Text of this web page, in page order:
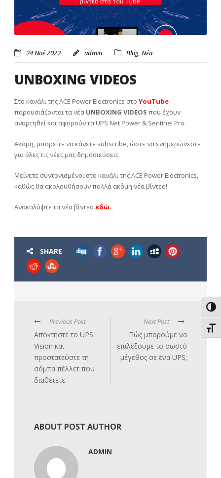
24 Νοέ 2022 admin Blog, Νέα
UNBOXING VIDEOS
Στο κανάλι της ACE Power Electronics στο YouTube
παρουσιάζονται τα νέα UNBOXING VIDEOS που έχουν
αναρτηθεί και αφορούν τα UPS Net Power & Sentinel Pro.
Ακόμη, μπορείτε να κάνετε subscribe, ώστε να ενημερώνεστε
για όλες τις νέες μας δημοσιεύσεις.
Μείνετε συντονισμένοι στο κανάλι της ACE Power Electronics,
καθώς θα ακολουθήσουν πολλά ακόμη νέα βίντεο!
Ανακαλύψτε τα νέα βίντεο εδώ.
SHARE
Previous Post
Αποκτήστε το UPS
Vision και
προστατεύστε τη
σόμπα πέλλετ που
διαθέτετε.
Next Post
Πώς μπορούμε να
επιλέξουμε το σωστό
μέγεθος σε ένα UPS;
ABOUT POST AUTHOR
ADMIN